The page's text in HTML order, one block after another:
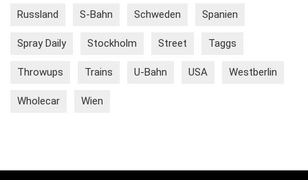
Russland S-Bahn Schweden Spanien
Spray Daily Stockholm Street Taggs
Throwups Trains U-Bahn USA Westberlin
Wholecar Wien